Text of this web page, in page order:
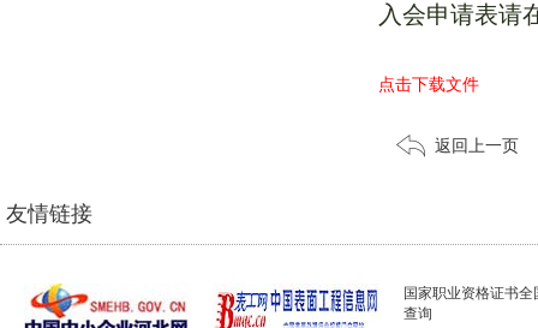
入会申请表请
点击下载文件
返回上一页
友情链接
国家职业资格证书全
查询